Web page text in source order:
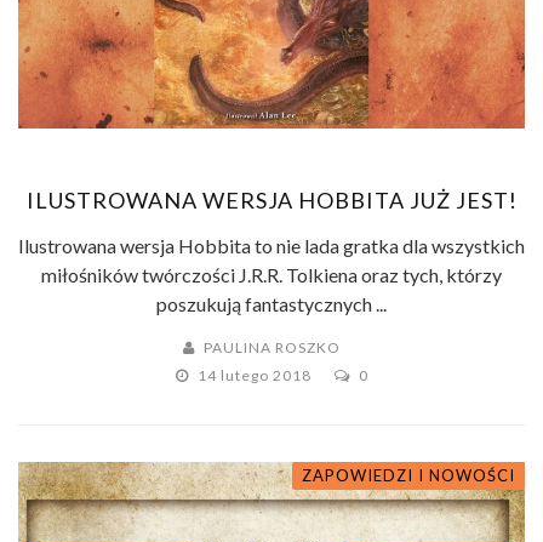
ILUSTROWANA WERSJA HOBBITA JUŻ JEST!
Ilustrowana wersja Hobbita to nie lada gratka dla wszystkich
miłośników twórczości J.R.R. Tolkiena oraz tych, którzy
poszukują fantastycznych ...
PAULINA ROSZKO
14 lutego 2018
0
ZAPOWIEDZI I NOWOŚCI